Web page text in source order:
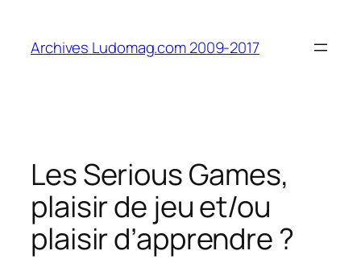
contenu
Archives Ludomag.com 2009-2017
Les Serious Games,
plaisir de jeu et/ou
plaisir d’apprendre ?